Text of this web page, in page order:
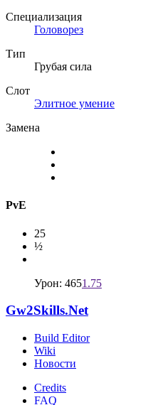
Специализация
Головорез
Тип
Грубая сила
Слот
Элитное умение
Замена
PvE
25
½
Урон: 4651.75
Gw2Skills.Net
Build Editor
Wiki
Новости
Credits
FAQ